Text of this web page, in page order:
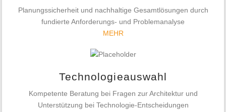
Planungssicherheit und nachhaltige Gesamtlösungen durch
fundierte Anforderungs- und Problemanalyse
MEHR
Technologieauswahl
Kompetente Beratung bei Fragen zur Architektur und
Unterstützung bei Technologie-Entscheidungen